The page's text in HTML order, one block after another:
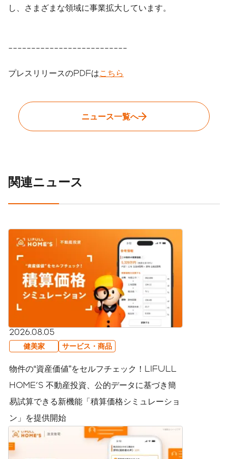
し、さまざまな領域に事業拡大しています。
--------------------------
プレスリリースのPDFは こちら
ニュース一覧へ
関連ニュース
2026.08.05
健美家 サービス・商品
物件の“資産価値”をセルフチェック！LIFULL
HOME'S 不動産投資、公的データに基づき簡
易試算できる新機能「積算価格シミュレーショ
ン」を提供開始